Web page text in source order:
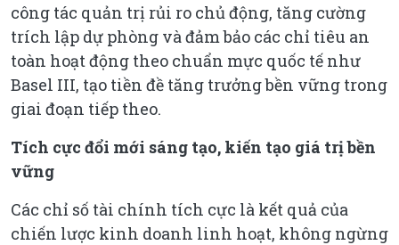
công tác quản trị rủi ro chủ động, tăng cường
trích lập dự phòng và đảm bảo các chỉ tiêu an
toàn hoạt động theo chuẩn mực quốc tế như
Basel III, tạo tiền đề tăng trưởng bền vững trong
giai đoạn tiếp theo.
Tích cực đổi mới sáng tạo, kiến tạo giá trị bền
vững
Các chỉ số tài chính tích cực là kết quả của
chiến lược kinh doanh linh hoạt, không ngừng